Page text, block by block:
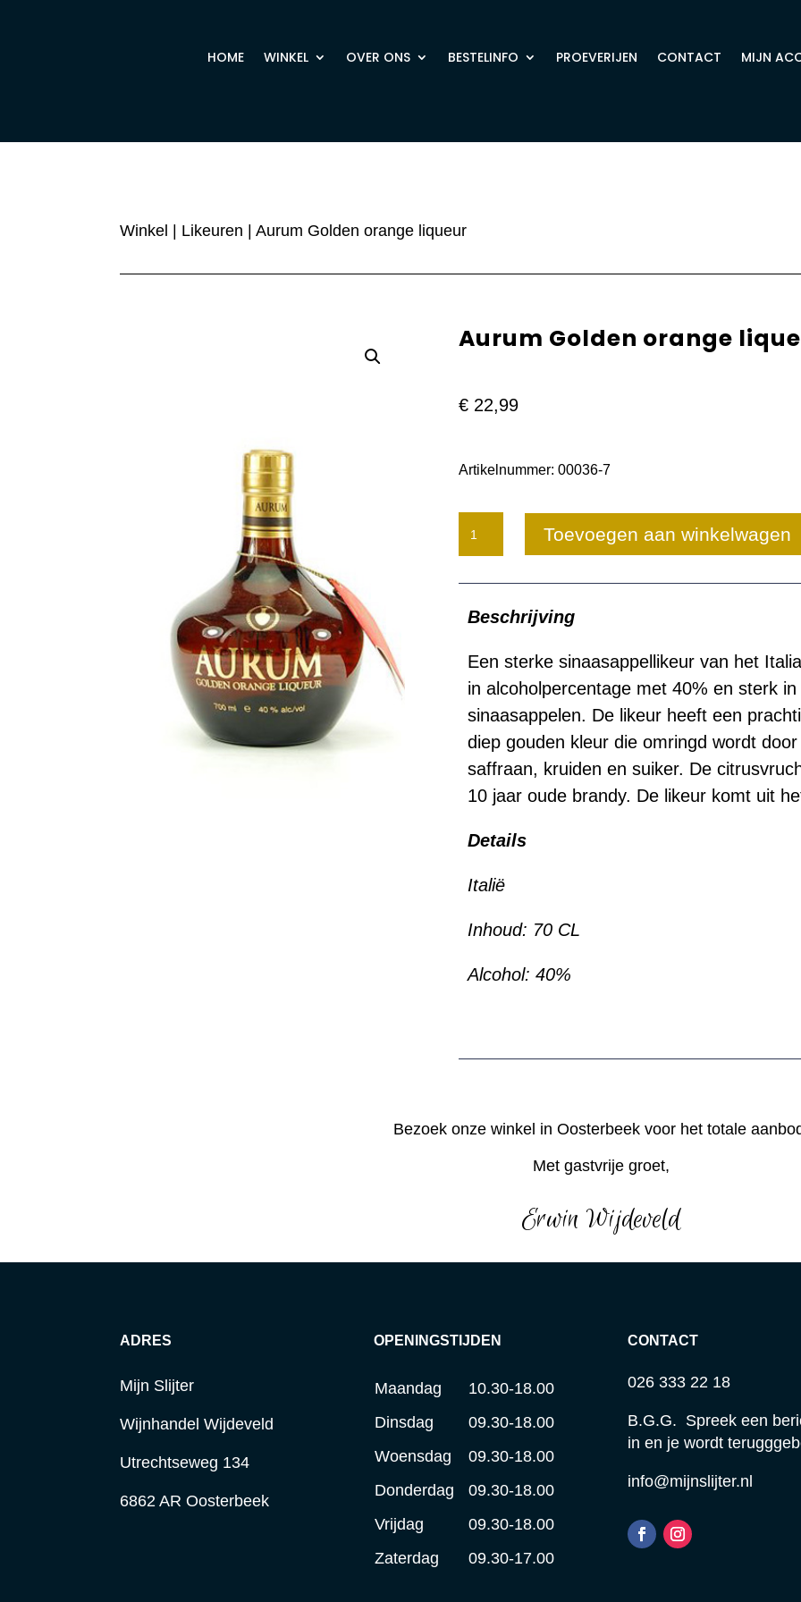
HOME WINKEL OVER ONS BESTELINFO PROEVERIJEN CONTACT MIJN
Winkel Likeuren | Aurum Golden orange liqueur
Aurum Golden orange
€22,99
Artikelnummer: 00036-7
Aurum
Golden
liqueur
aantal
Toevoegen aan winkelwagen
Beschrijving
Een sterke sinaasappellikeur van het
in alcoholpercentage met 40% en sterk
sinaasappelen. De likeur heeft een
diep gouden kleur die omringd wordt
saffraan, kruiden en suiker. De
10 jaar oude brandy. De likeur komt uit
Details
Italië
Inhoud: 70 CL
Alcohol: 40%
Bezoek onze winkel in Oosterbeek voor het totale
Met gastvrije groet,
Erwin Wijdeveld
ADRES
Mijn Slijter
Wijnhandel Wijdeveld
Utrechtseweg 134
6862 AR Oosterbeek
OPENINGSTIJDEN
Maandag
10.30-18.00
Dinsdag
09.30-18.00
Woensdag
09.30-18.00
Donderdag
09.30-18.00
Vrijdag
09.30-18.00
Zaterdag
09.30-17.00
CONTACT
026 333 22 18
B.G.G. Spreek een
in en je wordt
info@mijnslijter.nl